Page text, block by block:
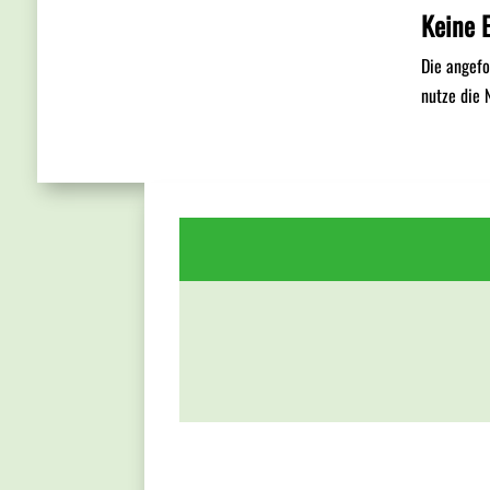
Keine
Die
nutze die